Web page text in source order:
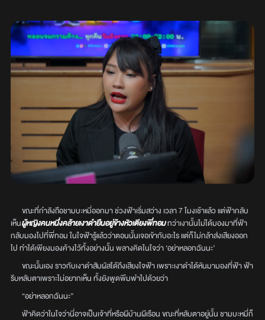
ขณะที่กำลังถือชามบะหมี่ออกมา ช่วงฟ้าเริ่มสว่าง เวลา 7 โมงเช้าแล้ว แต่ฟ้ากลับ
เห็นผู้หญิงคนหนึ่งคล้ายเงาดำยืนอยู่ข้างหัวเตียงพี่ทอมทว่าเงานั้นไม่ได้มองมาที่ฟ้า
กลับมองไปที่พี่ทอม ในใจฟ้ารู้แล้วว่าตอนนั้นเจอเข้ากับอะไร แต่ก็ไม่กล้าส่งเสียงออก
ไป ทำได้เพียงมองค้างไว้ทั้งอย่างนั้น พลางคิดในใจว่า ‘อย่าหลอกฉันนะ’
ขณะนั้นเอง ราวกับเงาดำสัมผัสได้ถึงเสียงใจฟ้า เพราะเงาดำได้หันมามองที่ฟ้า ฟ้า
รีบหลับตาเพราะไม่อยากเห็น ทั้งยังพูดพึมพำไปด้วยว่า
“อย่าหลอกฉันนะ”
ฟ้าคิดว่าในใจว่านี่อาจเป็นเจ้าที่หรือผีบ้านผีเรือน ขณะที่หลับตาอยู่นั้น ชามบะหมี่ก็